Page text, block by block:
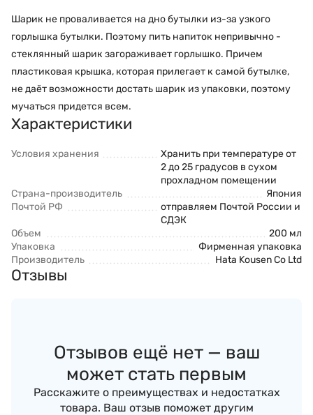
Шарик не проваливается на дно бутылки из-за узкого
горлышка бутылки. Поэтому пить напиток непривычно -
стеклянный шарик загораживает горлышко. Причем
пластиковая крышка, которая прилегает к самой бутылке,
не даёт возможности достать шарик из упаковки, поэтому
мучаться придется всем.
Характеристики
Условия хранения
Хранить при температуре от
2 до 25 градусов в сухом
прохладном помещении
Страна-производитель
Япония
Почтой РФ
отправляем Почтой России и
СДЭК
Объем
200 мл
Упаковка
Фирменная упаковка
Производитель
Hata Kousen Co Ltd
Отзывы
Отзывов ещё нет — ваш
может стать первым
Расскажите о преимуществах и недостатках
товара. Ваш отзыв поможет другим